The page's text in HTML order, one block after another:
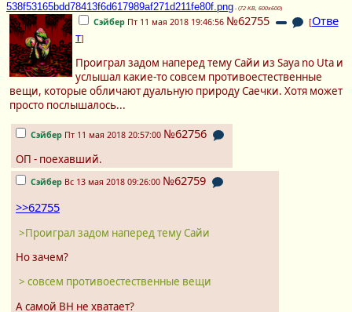
538f53165bdd78413f6d617989af271d211fe80f.png - (72 KB, 600x600)
Сэйбер Пт 11 мая 2018 19:46:56 №62755 [Отве
т]
Проиграл задом наперед тему Сайи из Saya no Uta и
услышал какие-то совсем противоестественные
вещи, которые обличают дуальную природу Саечки. Хотя может
просто послышалось...
Сэйбер Пт 11 мая 2018 20:57:00 №62756
ОП - поехавший.
Сэйбер Вс 13 мая 2018 09:26:00 №62759
>>62755
>Проиграл задом наперед тему Сайи
Но зачем?
> совсем противоестественные вещи
А самой ВН не хватает?